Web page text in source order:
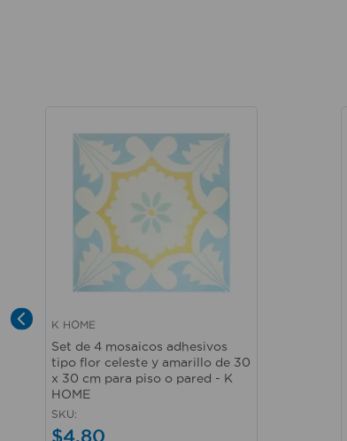
K HOME
Set de 4 mosaicos adhesivos
tipo flor celeste y amarillo de 30
x 30 cm para piso o pared - K
HOME
SKU:
$4,80